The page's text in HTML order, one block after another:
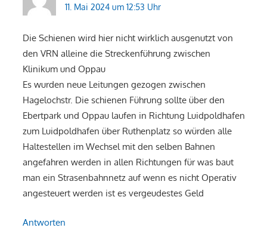
11. Mai 2024 um 12:53 Uhr
Die Schienen wird hier nicht wirklich ausgenutzt von
den VRN alleine die Streckenführung zwischen
Klinikum und Oppau
Es wurden neue Leitungen gezogen zwischen
Hagelochstr. Die schienen Führung sollte über den
Ebertpark und Oppau laufen in Richtung Luidpoldhafen
zum Luidpoldhafen über Ruthenplatz so würden alle
Haltestellen im Wechsel mit den selben Bahnen
angefahren werden in allen Richtungen für was baut
man ein Strasenbahnnetz auf wenn es nicht Operativ
angesteuert werden ist es vergeudestes Geld
Antworten